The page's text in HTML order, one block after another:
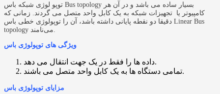
توپو لوژی شبکه باس Bus topology بسیار ساده می باشد و در آن هر
کامپیوتر یا تجهیزات شبکه به یک کابل واحد متصل می گردند. زمانی که
دقیقا دو نقطه پایانی داشته باشد، آن را توپولوژی خطی باس Linear Bus
ویژگی های توپولوژی باس
داده ها را فقط در یک جهت انتقال می دهد.
تمامی دستگاه ها به یک کابل واحد متصل می باشند.
مزایای توپولوژی باس